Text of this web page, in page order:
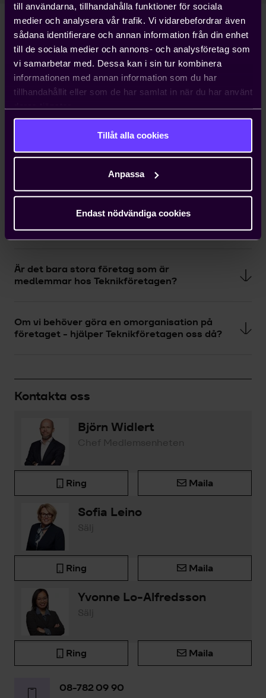
till användarna, tillhandahålla funktioner för sociala
medier och analysera vår trafik. Vi vidarebefordrar även
sådana identifierare och annan information från din enhet
till de sociala medier och annons- och analysföretag som
vi samarbetar med. Dessa kan i sin tur kombinera
informationen med annan information som du har
tillhandahållit eller som de har samlat in när du har använt
Tillåt alla cookies
Anpassa
Endast nödvändiga cookies
Vanliga frågor och svar
Vilken roll har Teknikföretagen på
arbetsmarknaden?
Organiserar Teknikföretagen tjänsteföretag
Finns det fördelar med att ha kollektivavtal?
Vad är ett hängavtal?
Är det bara stora företag som är
medlemmar hos Teknikföretagen?
Om vi behöver göra en omorganisation på
företaget - hjälper Teknikföretagen oss då?
Kontakta oss
Björn Widlert
Chef Medlemsenheten
Ring Maila
Sofia Leino
Sälj
Ring Maila
Yvonne Lo-Alfredsson
Sälj
Ring Maila
08-782 09 90